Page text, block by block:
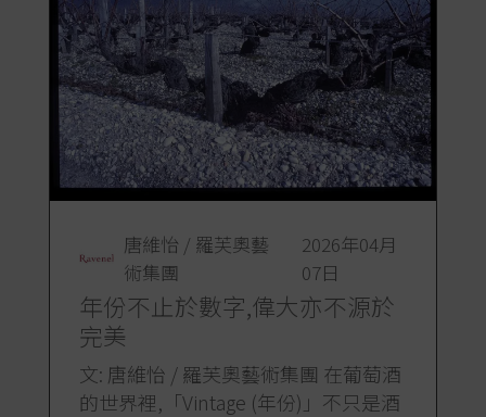
唐維怡 / 羅芙奧藝
術集團
2026年04月
07日
年份不止於數字,偉大亦不源於
完美
文: 唐維怡 / 羅芙奧藝術集團 在葡萄酒
的世界裡,「Vintage (年份)」不只是酒